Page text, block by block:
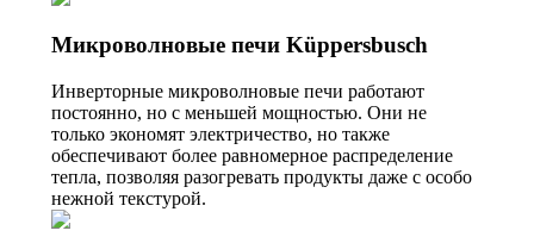
Микроволновые печи Küppersbusch
Инверторные микроволновые печи работают
постоянно, но с меньшей мощностью. Они не
только экономят электричество, но также
обеспечивают более равномерное распределение
тепла, позволяя разогревать продукты даже с особо
нежной текстурой.